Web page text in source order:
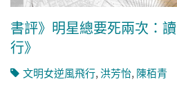
書評》明星總要死兩次：
行》
文明女逆風飛行,洪芳怡,陳栢青